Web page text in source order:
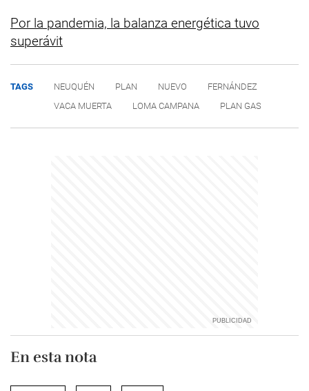
Por la pandemia, la balanza energética tuvo
superávit
TAGS NEUQUÉN PLAN NUEVO
FERNÁNDEZ
VACA MUERTA
LOMA CAMPANA PLAN GAS
En esta nota